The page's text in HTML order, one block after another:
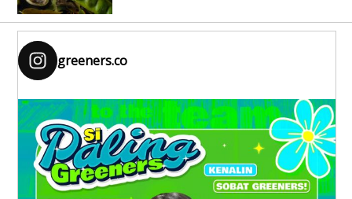
greeners.co